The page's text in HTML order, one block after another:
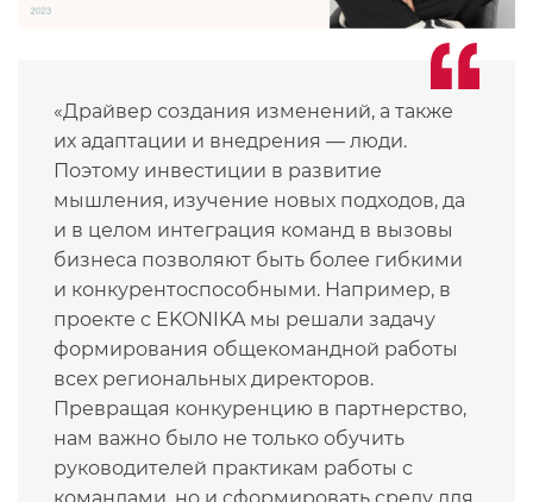
«Драйвер создания изменений, а также
их адаптации и внедрения — люди.
Поэтому инвестиции в развитие
мышления, изучение новых подходов, да
и в целом интеграция команд в вызовы
бизнеса позволяют быть более гибкими
и конкурентоспособными. Например, в
проекте с EKONIKA мы решали задачу
формирования общекомандной работы
всех региональных директоров.
Превращая конкуренцию в партнерство,
нам важно было не только обучить
руководителей практикам работы с
командами, но и сформировать среду для